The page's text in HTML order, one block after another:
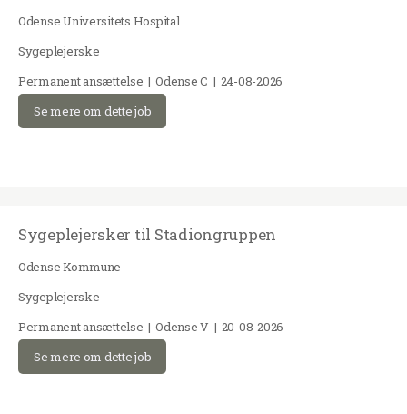
Odense Universitets Hospital
Sygeplejerske
Permanent ansættelse | Odense C | 24-08-2026
Se mere om dette job
Sygeplejersker til Stadiongruppen
Odense Kommune
Sygeplejerske
Permanent ansættelse | Odense V | 20-08-2026
Se mere om dette job